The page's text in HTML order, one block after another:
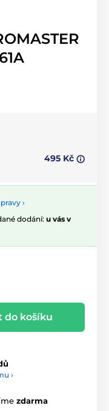
495 Kč
›
dodání: u vás v
do košíku
›
zdarma